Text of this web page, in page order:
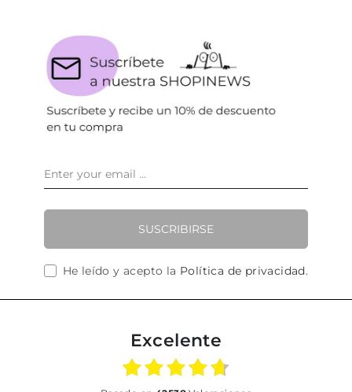
SUSCRIBIRSE
He leído y acepto la Política de privacidad.
Excelente